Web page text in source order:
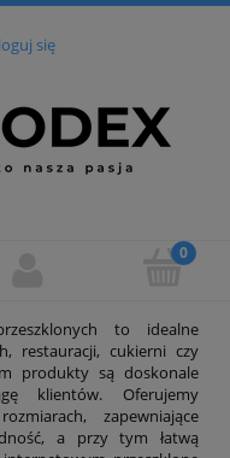
się
to idealne
restauracji, cukierni czy
produkty są doskonale
klientów. Oferujemy
zapewniające
a przy tym łatwą